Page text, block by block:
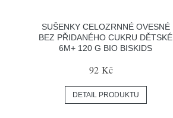
SUŠENKY CELOZRNNÉ OVESNÉ
BEZ PŘIDANÉHO CUKRU DĚTSKÉ
6M+ 120 G BIO BISKIDS
92 Kč
DETAIL PRODUKTU